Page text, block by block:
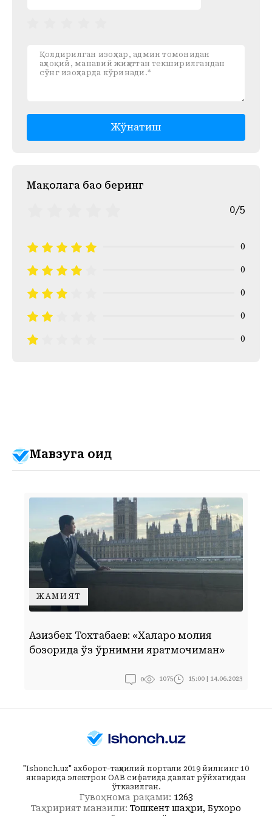
Жўнатиш
Mақолага баҳо беринг
0/5
0
0
0
0
0
Мавзуга оид
ЖАМИЯТ
Азизбек Тохтабаев: «Халқаро молия
бозорида ўз ўрнимни яратмоқчиман»
0 1075 15:00 | 14.06.2023
"Ishonch.uz" ахборот-таҳлилий портали 2019 йилнинг 10
январида электрон ОАВ сифатида давлат рўйхатидан
ўтказилган.
Гувоҳнома рақами: 1263
Таҳририят манзили: Тошкент шаҳри, Бухоро